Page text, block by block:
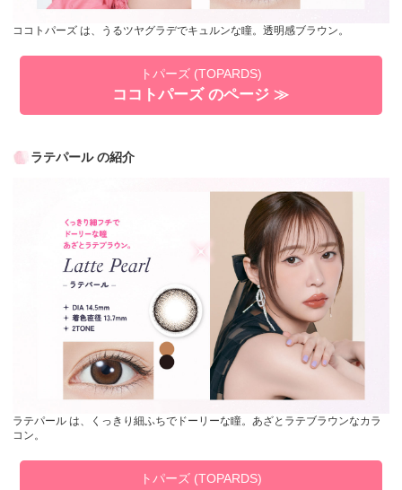
ココトパーズ は、うるツヤグラデでキュルンな瞳。透明感ブラウン。
トパーズ (TOPARDS)
ココトパーズ のページ ≫
ラテパール の紹介
ラテパール は、くっきり細ふちでドーリーな瞳。あざとラテブラウンなカラ
コン。
トパーズ (TOPARDS)